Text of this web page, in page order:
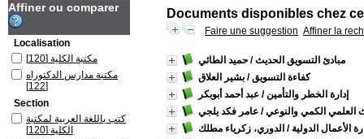
Documents disponibles chez
Faire une suggestion Affiner la
مبادئ التسويق الحديث/ حميد الطائي
كفاءة التسويق/ بشير العلاق
إدارة الخطر والتأمين/ عبد أحمد أبوبكر
العلمي الكمي والنوعي/ عامر فكد يلجي
الأعمال الدولية / الدوري، زكرياء مطلك
Affiner ou comparer
Localisation
مكتبة الكلية [120]
مكتبة مدارس الدكتوراه
[122]
Section
كتب باللغة العربية لمكتبة
الكلية [120]